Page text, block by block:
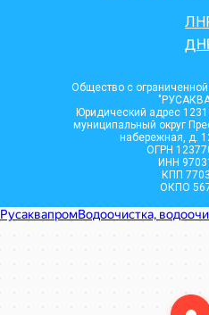
Общество с
Юридический адрес
муниципальный округ
набережная, д.
ОГРН
ИНН
КПП
ОКПО